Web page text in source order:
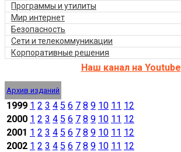
Программы и утилиты
Мир интернет
Безопасность
Сети и телекоммуникации
Корпоративные решения
Наш канал на Youtube
Архив изданий
1999 1 2 3 4 5 6 7 8 9 10 11 12
2000 1 2 3 4 5 6 7 8 9 10 11 12
2001 1 2 3 4 5 6 7 8 9 10 11 12
2002 1 2 3 4 5 6 7 8 9 10 11 12